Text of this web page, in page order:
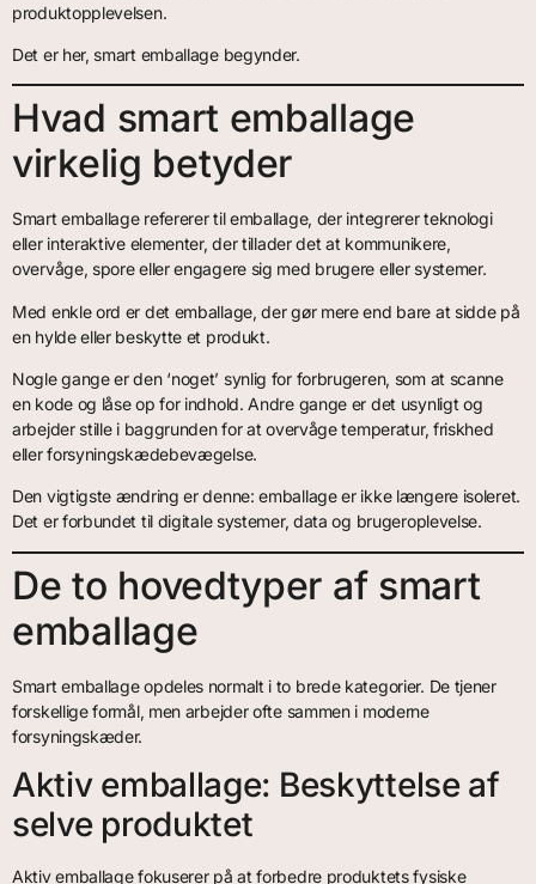
produktopplevelsen.
Det er her, smart emballage begynder.
Hvad smart emballage
virkelig betyder
Smart emballage refererer til emballage, der integrerer teknologi
eller interaktive elementer, der tillader det at kommunikere,
overvåge, spore eller engagere sig med brugere eller systemer.
Med enkle ord er det emballage, der gør mere end bare at sidde på
en hylde eller beskytte et produkt.
Nogle gange er den ‘noget’ synlig for forbrugeren, som at scanne
en kode og låse op for indhold. Andre gange er det usynligt og
arbejder stille i baggrunden for at overvåge temperatur, friskhed
eller forsyningskædebevægelse.
Den vigtigste ændring er denne: emballage er ikke længere isoleret.
Det er forbundet til digitale systemer, data og brugeroplevelse.
De to hovedtyper af smart
emballage
Smart emballage opdeles normalt i to brede kategorier. De tjener
forskellige formål, men arbejder ofte sammen i moderne
forsyningskæder.
Aktiv emballage: Beskyttelse af
selve produktet
Aktiv emballage fokuserer på at forbedre produktets fysiske